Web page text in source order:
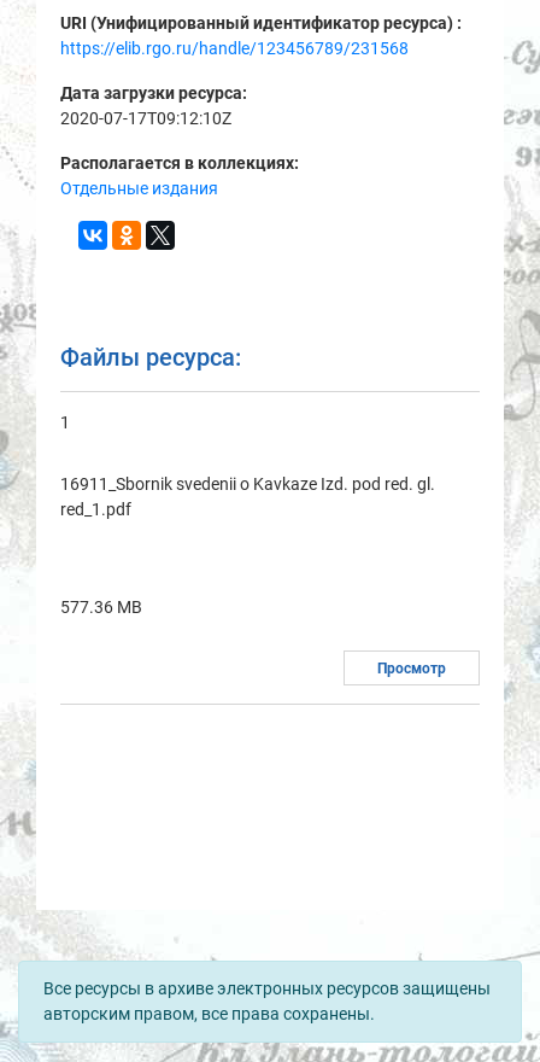
URI (Унифицированный идентификатор ресурса) :
https://elib.rgo.ru/handle/123456789/231568
Дата загрузки ресурса:
2020-07-17T09:12:10Z
Располагается в коллекциях:
Отдельные издания
Файлы ресурса:
1
16911_Sbornik svedenii o Kavkaze Izd. pod red. gl.
red_1.pdf
577.36 MB
Просмотр
Все ресурсы в архиве электронных ресурсов защищены
авторским правом, все права сохранены.